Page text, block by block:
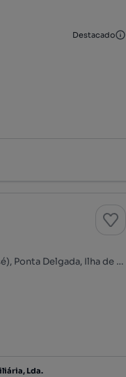
Destacado
Rua de Santa Catarina, Ponta Delgada (São José), Ponta Delgada, Ilha de São Miguel
Lda.